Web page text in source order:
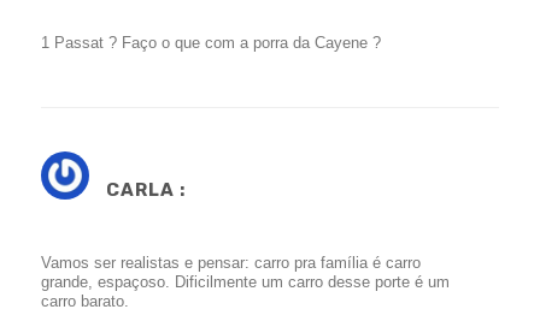
1 Passat ? Faço o que com a porra da Cayene ?
CARLA :
Vamos ser realistas e pensar: carro pra família é carro
grande, espaçoso. Dificilmente um carro desse porte é um
carro barato.